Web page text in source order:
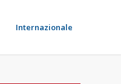
Internazionale